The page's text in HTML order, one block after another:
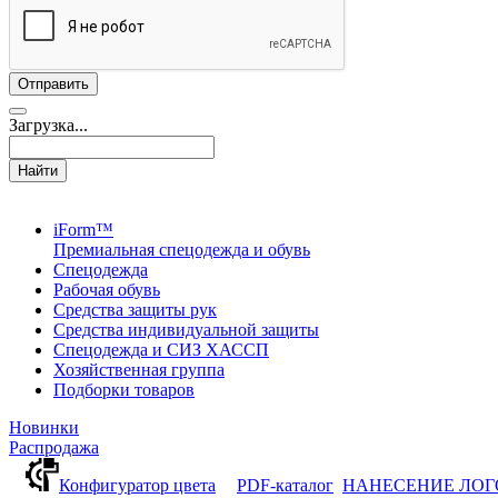
Загрузка...
Найти
iForm™
Премиальная спецодежда и обувь
Спецодежда
Рабочая обувь
Средства защиты рук
Средства индивидуальной защиты
Спецодежда и СИЗ ХАССП
Хозяйственная группа
Подборки товаров
Новинки
Распродажа
Конфигуратор цвета
PDF-каталог НАНЕСЕНИЕ